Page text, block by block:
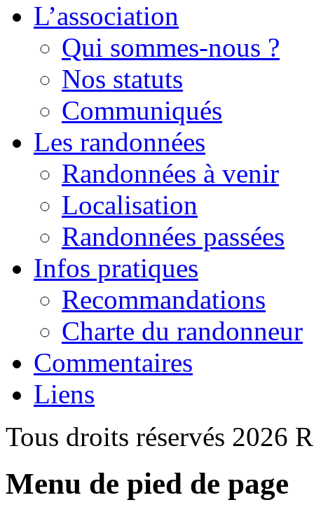
L’association
Qui sommes-nous ?
Nos statuts
Communiqués
Les randonnées
Randonnées à venir
Localisation
Randonnées passées
Infos pratiques
Recommandations
Charte du randonneur
Commentaires
Liens
Tous droits réservés 2026
Menu de pied de page